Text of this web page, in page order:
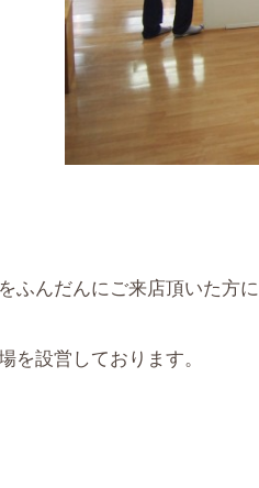
ふんだんにご来店頂いた方に
を設営しております。